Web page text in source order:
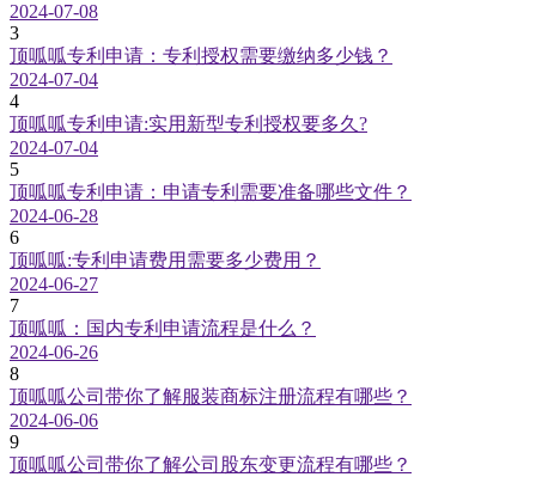
2024-07-08
3
顶呱呱专利申请：专利授权需要缴纳多少钱？
2024-07-04
4
顶呱呱专利申请:实用新型专利授权要多久?
2024-07-04
5
顶呱呱专利申请：申请专利需要准备哪些文件？
2024-06-28
6
顶呱呱:专利申请费用需要多少费用？
2024-06-27
7
顶呱呱：国内专利申请流程是什么？
2024-06-26
8
顶呱呱公司带你了解服装商标注册流程有哪些？
2024-06-06
9
顶呱呱公司带你了解公司股东变更流程有哪些？